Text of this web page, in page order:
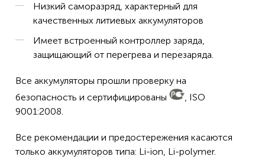
Низкий саморазряд, характерный для
качественных литиевых аккумуляторов
Имеет встроенный контроллер заряда,
защищающий от перегрева и перезаряда.
Все аккумуляторы прошли проверку на
безопасность и сертифицированы
, ISO
9001:2008.
Все рекомендации и предостережения касаются
только аккумуляторов типа: Li-ion, Li-polymer.